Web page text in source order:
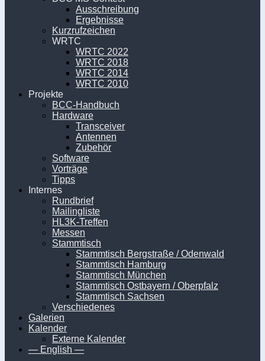
Ausschreibung
Ergebnisse
Kurzrufzeichen
WRTC
WRTC 2022
WRTC 2018
WRTC 2014
WRTC 2010
Projekte
BCC-Handbuch
Hardware
Transceiver
Antennen
Zubehör
Software
Vorträge
Tipps
Internes
Rundbrief
Mailingliste
HL3K-Treffen
Messen
Stammtisch
Stammtisch Bergstraße / Odenwald
Stammtisch Hamburg
Stammtisch München
Stammtisch Ostbayern / Oberpfalz
Stammtisch Sachsen
Verschiedenes
Galerien
Kalender
Externe Kalender
— English —